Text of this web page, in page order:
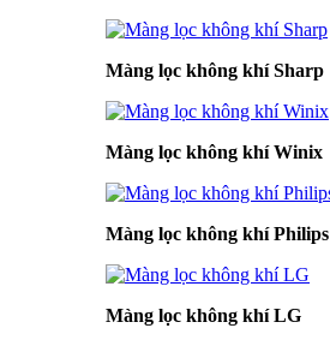
Màng lọc không khí Sharp
Màng lọc không khí Winix
Màng lọc không khí Philips
Màng lọc không khí LG